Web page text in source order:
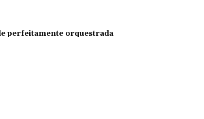
perfeitamente orquestrada